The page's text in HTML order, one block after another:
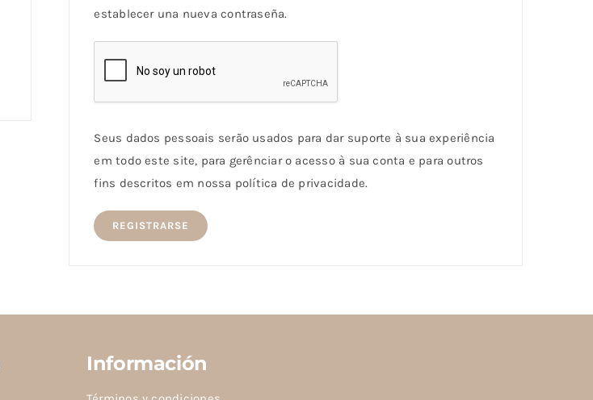
establecer una nueva contraseña.
Seus dados pessoais serão usados ​​para dar suporte à sua experiência
em todo este site, para gerênciar o acesso à sua conta e para outros
fins descritos em nossa política de privacidade.
REGISTRARSE
Información